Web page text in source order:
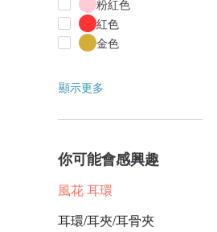
粉紅色
紅色
金色
顯示更多
你可能會感興趣
風花 耳環
耳環/耳夾/耳骨夾